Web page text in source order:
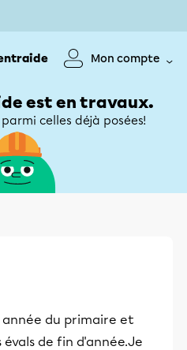
Mon compte
est en travaux.
celles déjà posées!
année du primaire et
évals de fin d'année.Je